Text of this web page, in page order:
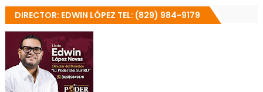
DIRECTOR: EDWIN LÓPEZ TEL: (829) 984-9179